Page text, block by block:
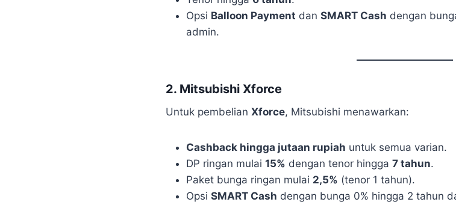
Opsi Balloon Payment dan SMART Cash dengan
admin.
2. Mitsubishi Xforce
Untuk pembelian Xforce, Mitsubishi menawarkan:
Cashback hingga jutaan rupiah untuk semua varian.
DP ringan mulai 15% dengan tenor hingga 7 tahun.
Paket bunga ringan mulai 2,5% (tenor 1 tahun).
Opsi SMART Cash dengan bunga 0% hingga 2 tahun